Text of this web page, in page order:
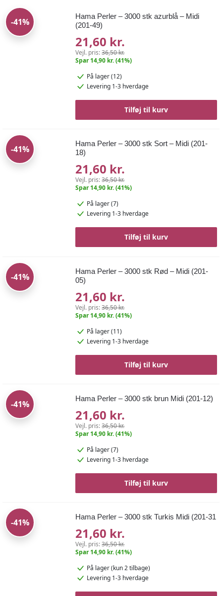
-41%
Hama Perler – 3000 stk azurblå – Midi
(201-49)
21,60 kr.
Vejl. pris:36,50 kr.
Spar 14,90 kr. (41%)
På lager (12)
Levering 1-3 hverdage
Tilføj til kurv
-41%
Hama Perler – 3000 stk Sort – Midi (201-
18)
21,60 kr.
Vejl. pris:36,50 kr.
Spar 14,90 kr. (41%)
På lager (7)
Levering 1-3 hverdage
Tilføj til kurv
-41%
Hama Perler – 3000 stk Rød – Midi (201-
05)
21,60 kr.
Vejl. pris:36,50 kr.
Spar 14,90 kr. (41%)
På lager (11)
Levering 1-3 hverdage
Tilføj til kurv
-41%
Hama Perler – 3000 stk brun Midi (201-12)
21,60 kr.
Vejl. pris:36,50 kr.
Spar 14,90 kr. (41%)
På lager (7)
Levering 1-3 hverdage
Tilføj til kurv
-41%
Hama Perler – 3000 stk Turkis Midi (201-31
21,60 kr.
Vejl. pris:36,50 kr.
Spar 14,90 kr. (41%)
På lager(kun 2 tilbage)
Levering 1-3 hverdage